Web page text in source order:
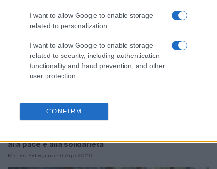
I want to allow Google to enable storage
related to personalization.
I want to allow Google to enable storage
related to security, including authentication
functionality and fraud prevention, and other
user protection.
CONFIRM
alla pace e alla solidarietà
Matteo Pellegrino · 6 Ago 2026